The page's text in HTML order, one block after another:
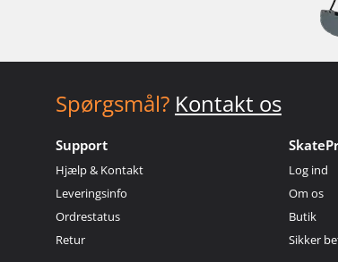
Spørgsmål? Kontakt os
Support
Hjælp & Kontakt
Leveringsinfo
Ordrestatus
Retur
Log ind
Om os
Butik
Sikker